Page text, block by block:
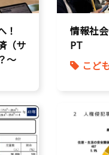
！
（サ
〜
情報社
PT
こど